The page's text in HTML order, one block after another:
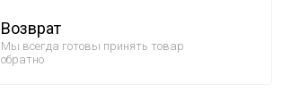
Возврат
Мы всегда готовы принять товар
обратно